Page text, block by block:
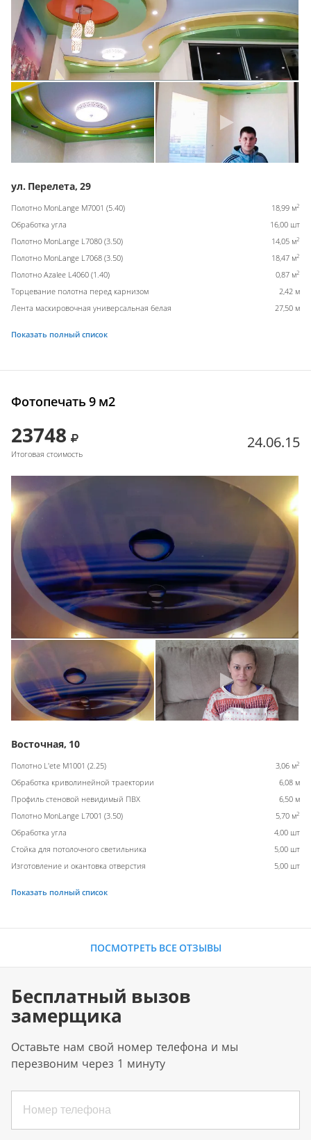
ул. Перелета, 29
Полотно MonLange M7001 (5.40) 18,99 м2
Обработка угла
16,00 шт
Полотно MonLange L7080 (3.50)
14,05 м2
Полотно MonLange L7068 (3.50) 18,47 м2
Полотно Azalee L4060 (1.40) 0,87 м2
Торцевание полотна перед карнизом
2,42 м
Лента маскировочная универсальная белая
27,50 м
Показать полный список
Фотопечать 9 м2
23748
Итоговая стоимость
24.06.15
Восточная, 10
Полотно L'ete M1001 (2.25) 3,06 м2
Обработка криволинейной траектории
6,08 м
Профиль стеновой невидимый ПВХ
6,50 м
Полотно MonLange L7001 (3.50)
5,70 м2
Обработка угла
4,00 шт
Стойка для потолочного светильника
5,00 шт
Изготовление и окантовка отверстия
5,00 шт
Показать полный список
ПОСМОТРЕТЬ ВСЕ ОТЗЫВЫ
Бесплатный вызов
замерщика
Оставьте нам свой номер телефона и мы
перезвоним через 1 минуту